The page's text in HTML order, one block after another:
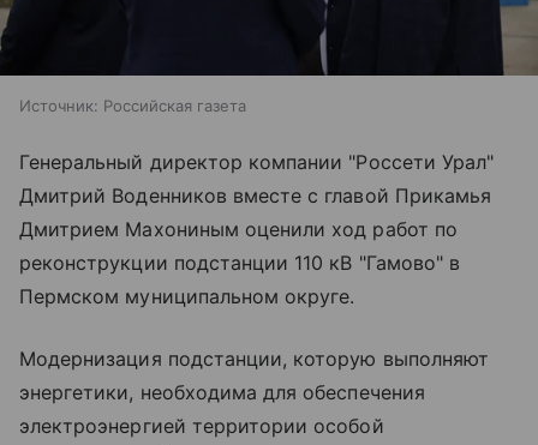
Источник: Российская газета
Генеральный директор компании "Россети Урал"
Дмитрий Воденников вместе с главой Прикамья
Дмитрием Махониным оценили ход работ по
реконструкции подстанции 110 кВ "Гамово" в
Пермском муниципальном округе.
Модернизация подстанции, которую выполняют
энергетики, необходима для обеспечения
электроэнергией территории особой